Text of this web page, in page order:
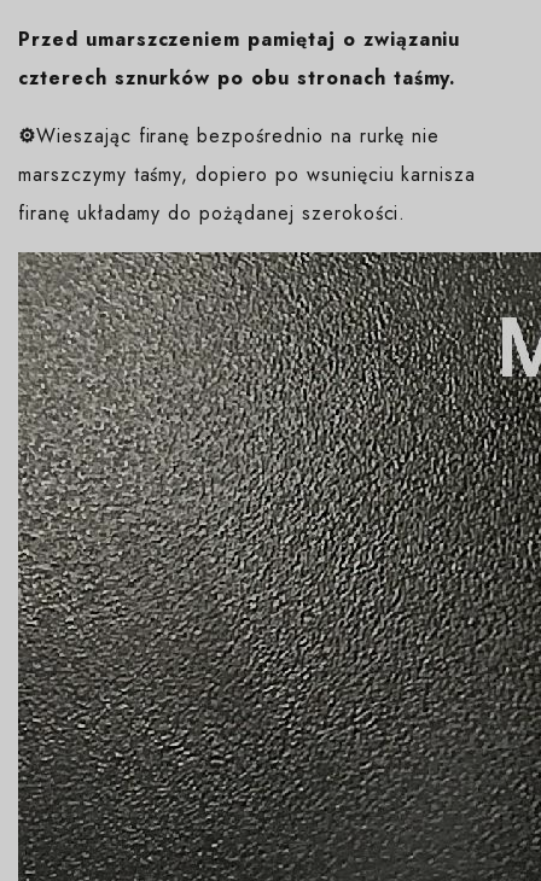
Przed umarszczeniem pamiętaj o związaniu
czterech sznurków po obu stronach taśmy.
⚙️Wieszając firanę bezpośrednio na rurkę nie
marszczymy taśmy, dopiero po wsunięciu karnisza
firanę układamy do pożądanej szerokości.